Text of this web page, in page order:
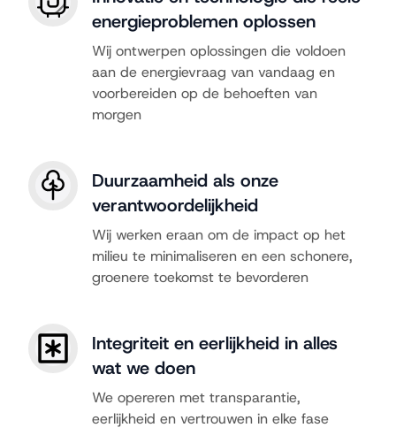
energieproblemen oplossen
Wij ontwerpen oplossingen die voldoen
aan de energievraag van vandaag en
voorbereiden op de behoeften van
morgen
Duurzaamheid als onze
verantwoordelijkheid
Wij werken eraan om de impact op het
milieu te minimaliseren en een schonere,
groenere toekomst te bevorderen
Integriteit en eerlijkheid in alles
wat we doen
We opereren met transparantie,
eerlijkheid en vertrouwen in elke fase